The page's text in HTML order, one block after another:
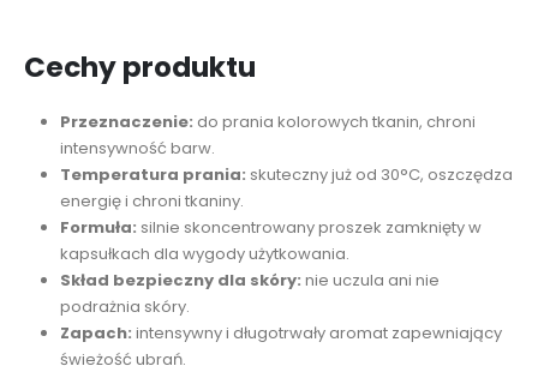
Cechy produktu
Przeznaczenie: do prania kolorowych tkanin, chroni
intensywność barw.
Temperatura prania: skuteczny już od 30°C, oszczędza
energię i chroni tkaniny.
Formuła: silnie skoncentrowany proszek zamknięty w
kapsułkach dla wygody użytkowania.
Skład bezpieczny dla skóry: nie uczula ani nie
podrażnia skóry.
Zapach: intensywny i długotrwały aromat zapewniający
świeżość ubrań.